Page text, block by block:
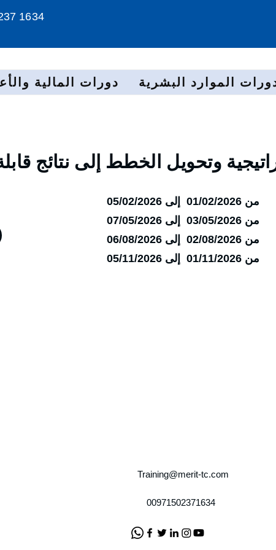
1634
الموارد البشرية دورات المالية
وتحويل الخطط إلى نتائج
من 01/02/2026 إلى 05/02/2026
من 03/05/2026 إلى 07/05/2026
من 02/08/2026 إلى 06/08/2026
من 01/11/2026 إلى 05/11/2026
Training@merit-tc.com
00971502371634